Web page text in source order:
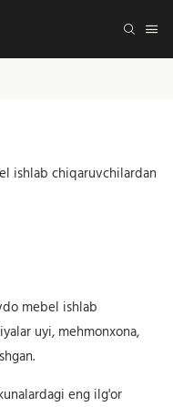
ishlab chiqaruvchilardan
mebel ishlab
uyi, mehmonxona,
eng ilg'or